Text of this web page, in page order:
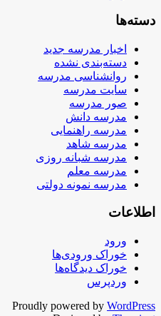
دسته‌ها
اخبار مدرسه جدید
دسته‌بندی نشده
روانشناسی مدرسه
سایت مدرسه
صور مدرسه
مدرسه دانش
مدرسه راهنمایی
مدرسه شاهد
مدرسه شبانه روزی
مدرسه معلم
مدرسه نمونه دولتی
اطلاعات
ورود
خوراک ورودی‌ها
خوراک دیدگاه‌ها
وردپرس
Proudly powered by WordPress